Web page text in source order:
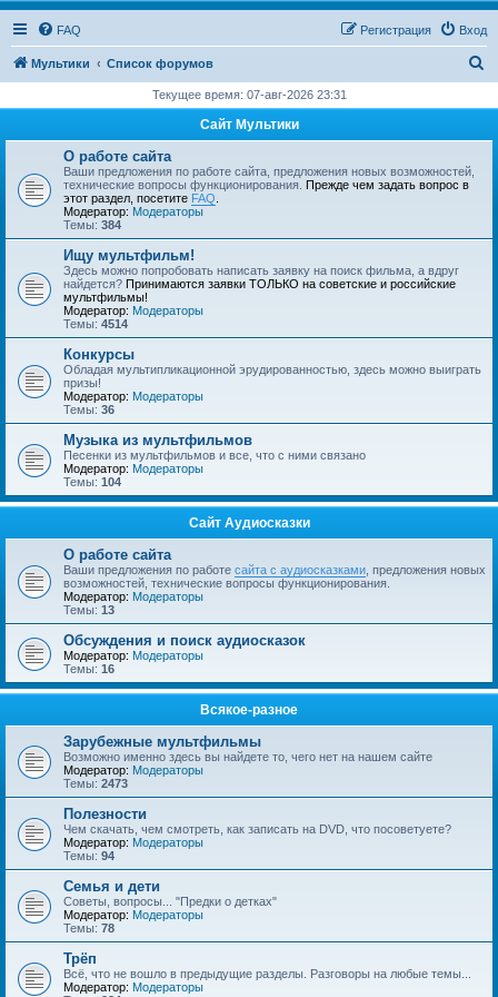
FAQ Вход
Регистрация
Мультики Список форумов
с
Текущее время: 07-авг-2026 23:31
Сайт Мультики
О работе сайта
Ваши предложения по работе сайта, предложения новых возможностей,
технические вопросы функционирования. Прежде чем задать вопрос в
этот раздел, посетите FAQ
Модератор: Модераторы
Темы: 384
Ищу мультфильм!
Здесь можно попробовать написать заявку на поиск фильма, а вдруг
найдется? Принимаются заявки ТОЛЬКО на советские и российские
мультфильмы!
Модератор: Модераторы
Темы: 4514
Конкурсы
Обладая мультипликационной эрудированностью, здесь можно выиграть
призы!
Модератор: Модераторы
Темы: 36
Музыка из мультфильмов
Песенки из мультфильмов и все, что с ними связано
Модератор: Модераторы
Темы: 104
Сайт Аудиосказки
О работе сайта
Ваши предложения по работе сайта с аудиосказками , предложения новых
возможностей, технические вопросы функционирования.
Модератор: Модераторы
Темы: 13
Обсуждения и поиск аудиосказок
Модератор: Модераторы
Темы: 16
Всякое-разное
Зарубежные мультфильмы
Возможно именно здесь вы найдете то, чего нет на нашем сайте
Модератор: Модераторы
Темы: 2473
Полезности
Чем скачать, чем смотреть, как записать на DVD, что посоветуете?
Модератор: Модераторы
Темы: 94
Семья и дети
Советы, вопросы... "Предки о детках"
Модератор: Модераторы
Темы: 78
Трёп
Всё, что не вошло в предыдущие разделы. Разговоры на любые темы...
Модератор: Модераторы